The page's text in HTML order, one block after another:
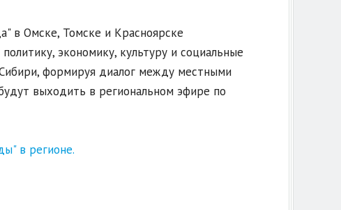
в Омске, Томске и Красноярске
экономику, культуру и социальные
формируя диалог между местными
выходить в региональном эфире по
в регионе.